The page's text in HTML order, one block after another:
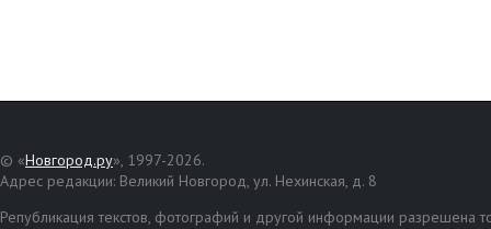
© «Новгород.ру», 1997-2026.
Адрес редакции: Великий Новгород, ул. Нехинская, д. 8
Републикация текстов, фотографий и другой информации разрешена